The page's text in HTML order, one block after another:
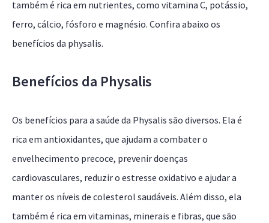
também é rica em nutrientes, como vitamina C, potássio,
ferro, cálcio, fósforo e magnésio. Confira abaixo os
benefícios da physalis.
Benefícios da Physalis
Os benefícios para a saúde da Physalis são diversos. Ela é
rica em antioxidantes, que ajudam a combater o
envelhecimento precoce, prevenir doenças
cardiovasculares, reduzir o estresse oxidativo e ajudar a
manter os níveis de colesterol saudáveis. Além disso, ela
também é rica em vitaminas, minerais e fibras, que são